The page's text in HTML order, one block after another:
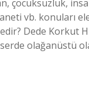
çocuksuzluk,
vb. konuları
Dede Korkut
olağanüstü